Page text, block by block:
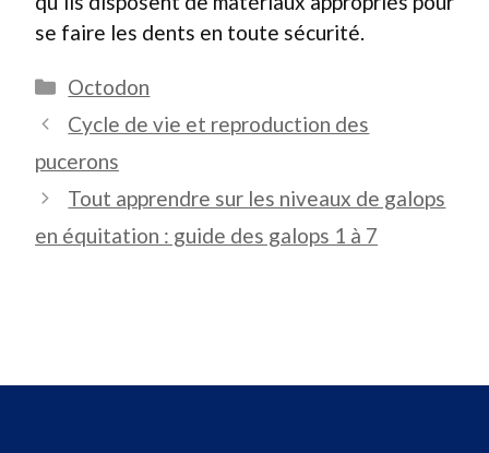
se faire les dents en toute sécurité.
Catégories
Octodon
Cycle de vie et reproduction des
pucerons
Tout apprendre sur les niveaux de galops
en équitation : guide des galops 1 à 7